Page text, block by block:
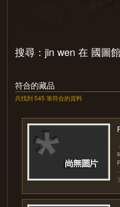
搜尋：jin wen 在 國圖
符合的藏品
共找到 545 筆符合的資料